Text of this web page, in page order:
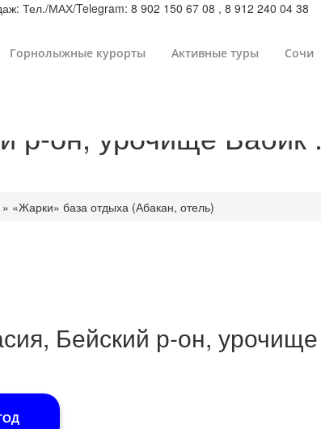
Тел./МАХ/Telegram: 8 902 150 67 08 , 8 912 240 04 38
Горнолыжные курорты Активные туры Сочи
р-он, урочище Бабик :
» «Жарки» база отдыха (Абакан, отель)
Бейский р-он, урочище